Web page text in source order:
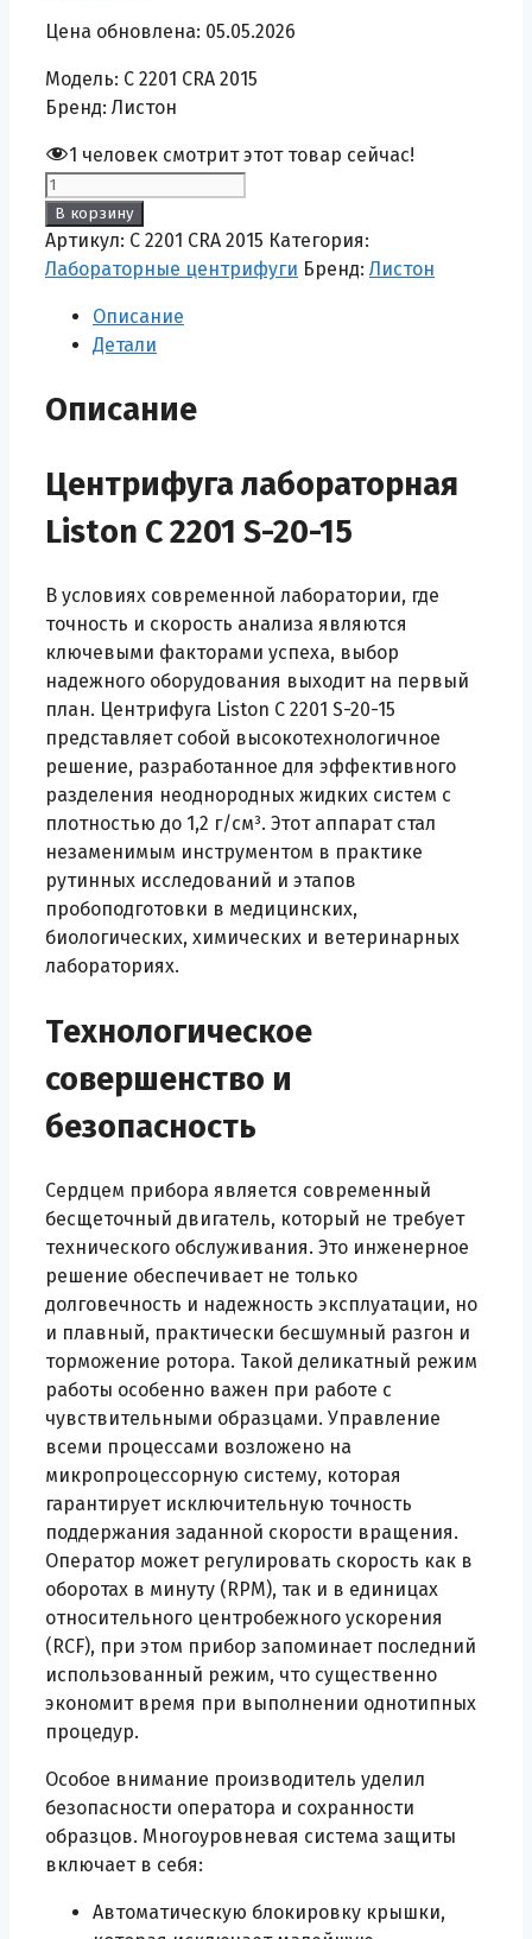
Цена обновлена: 05.05.2026
Модель: C 2201 CRA 2015
Бренд: Листон
1 человек смотрит этот товар сейчас!
Количество
товара
Центрифуга
лабораторная
2201
20-
В корзину
Артикул: C 2201 CRA 2015 Категория:
Лабораторные центрифуги Бренд: Листон
Описание
Детали
Описание
Центрифуга лабораторная
Liston C 2201 S-20-15
В условиях современной лаборатории, где
точность и скорость анализа являются
ключевыми факторами успеха, выбор
надежного оборудования выходит на первый
план. Центрифуга Liston C 2201 S-20-15
представляет собой высокотехнологичное
решение, разработанное для эффективного
разделения неоднородных жидких систем с
плотностью до 1,2 г/см³. Этот аппарат стал
незаменимым инструментом в практике
рутинных исследований и этапов
пробоподготовки в медицинских,
биологических, химических и ветеринарных
лабораториях.
Технологическое
совершенство и
безопасность
Сердцем прибора является современный
бесщеточный двигатель, который не требует
технического обслуживания. Это инженерное
решение обеспечивает не только
долговечность и надежность эксплуатации, но
и плавный, практически бесшумный разгон и
торможение ротора. Такой деликатный режим
работы особенно важен при работе с
чувствительными образцами. Управление
всеми процессами возложено на
микропроцессорную систему, которая
гарантирует исключительную точность
поддержания заданной скорости вращения.
Оператор может регулировать скорость как в
оборотах в минуту (RPM), так и в единицах
относительного центробежного ускорения
(RCF), при этом прибор запоминает последний
использованный режим, что существенно
экономит время при выполнении однотипных
процедур.
Особое внимание производитель уделил
безопасности оператора и сохранности
образцов. Многоуровневая система защиты
включает в себя:
Автоматическую блокировку крышки,